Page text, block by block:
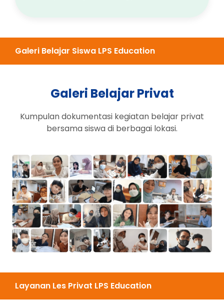
Galeri Belajar Siswa LPS Education
Galeri Belajar Privat
Kumpulan dokumentasi kegiatan belajar privat
bersama siswa di berbagai lokasi.
Layanan Les Privat LPS Education